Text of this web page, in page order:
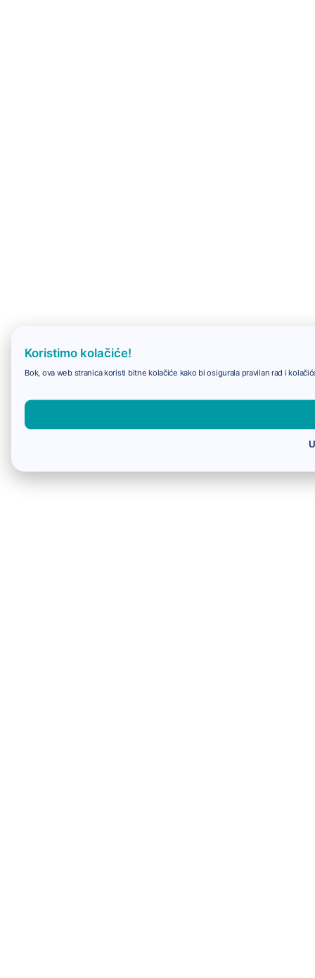
Koristimo kolačiće!
Bok, ova web stranica koristi bitne kolačiće kako bi osigurala pravilan rad i